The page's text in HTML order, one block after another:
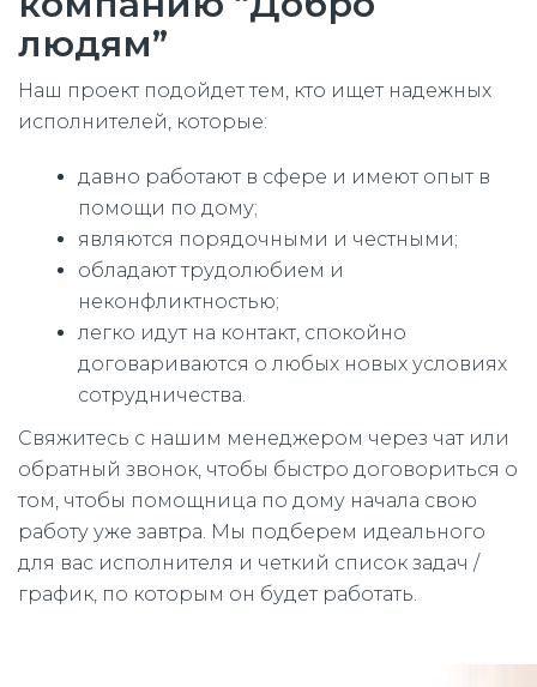
людям”
Наш проект подойдет тем, кто ищет надежных
исполнителей, которые:
давно работают в сфере и имеют опыт в
помощи по дому;
являются порядочными и честными;
обладают трудолюбием и
неконфликтностью;
легко идут на контакт, спокойно
договариваются о любых новых условиях
сотрудничества.
Свяжитесь с нашим менеджером через чат или
обратный звонок, чтобы быстро договориться о
том, чтобы помощница по дому начала свою
работу уже завтра. Мы подберем идеального
для вас исполнителя и четкий список задач /
график, по которым он будет работать.